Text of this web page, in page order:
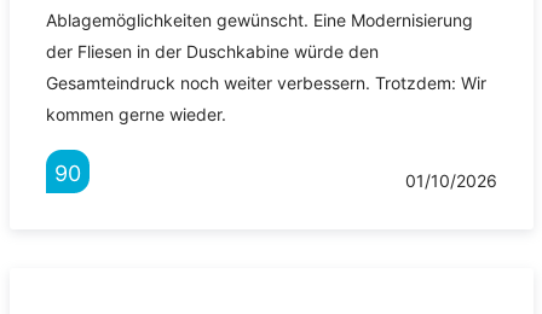
Ablagemöglichkeiten gewünscht. Eine Modernisierung
der Fliesen in der Duschkabine würde den
Gesamteindruck noch weiter verbessern. Trotzdem: Wir
kommen gerne wieder.
90 01/10/2026